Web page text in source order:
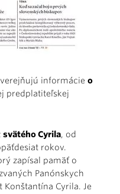
informácie o
predplatiteľskej
svätého Cyrila, od
rokov.
zapísal pamäť o
Panónskych
Konštantína Cyrila. Je